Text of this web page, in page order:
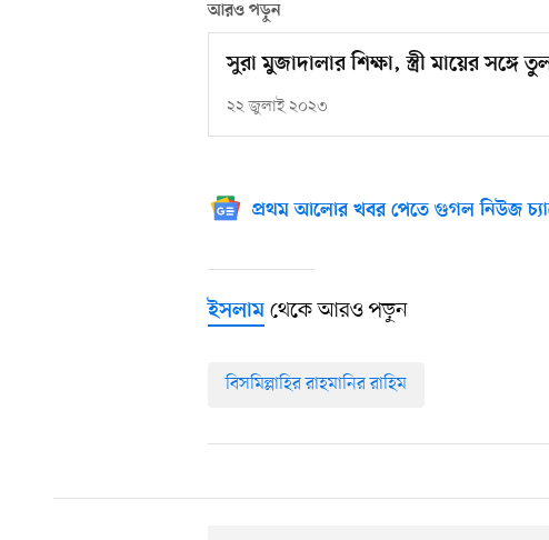
আরও পড়ুন
সুরা মুজাদালার শিক্ষা, স্ত্রী মায়ের সঙ্গে
২২ জুলাই ২০২৩
প্রথম আলোর খবর পেতে গুগল নিউজ
ইসলাম থেকে আরও পড়ুন
বিসমিল্লাহির রাহমানির রাহিম